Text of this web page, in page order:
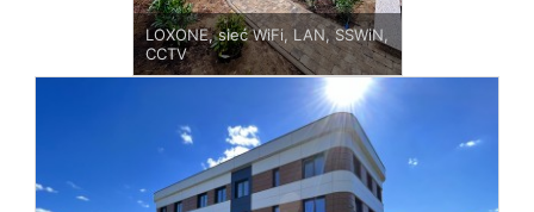
LOXONE, sieć WiFi, LAN, SSWiN,
CCTV